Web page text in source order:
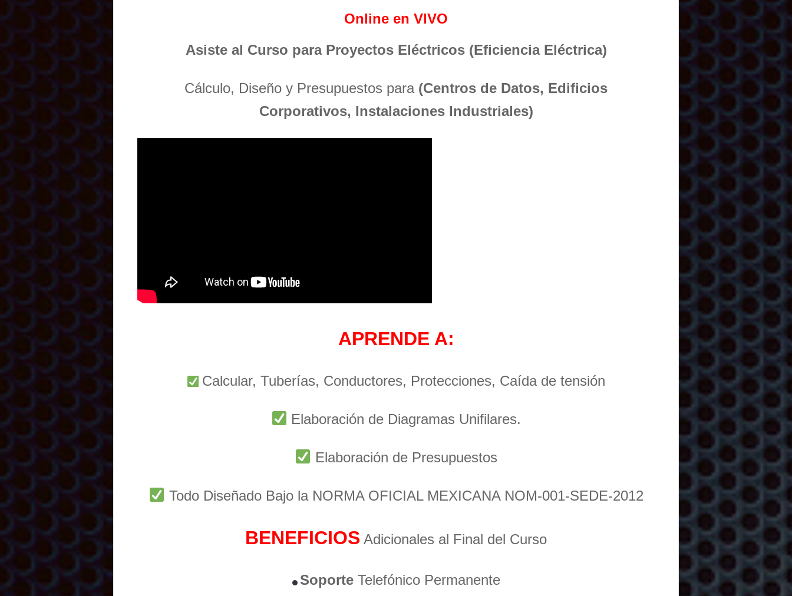
Online en VIVO
Asiste al Curso para Proyectos Eléctricos (Eficiencia Eléctrica)
Cálculo, Diseño y Presupuestos para (Centros de Datos, Edificios
Corporativos, Instalaciones Industriales)
APRENDE A:
Calcular, Tuberías, Conductores, Protecciones, Caída de tensión
Elaboración de Diagramas Unifilares.
Elaboración de Presupuestos
Todo Diseñado Bajo la NORMA OFICIAL MEXICANA NOM-001-SEDE-2012
BENEFICIOS Adicionales al Final del Curso
Soporte Telefónico Permanente